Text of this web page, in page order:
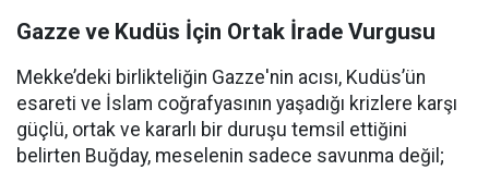
Gazze ve Kudüs İçin Ortak İrade Vurgusu
Mekke’deki birlikteliğin Gazze'nin acısı, Kudüs’ün
esareti ve İslam coğrafyasının yaşadığı krizlere karşı
güçlü, ortak ve kararlı bir duruşu temsil ettiğini
belirten Buğday, meselenin sadece savunma değil;